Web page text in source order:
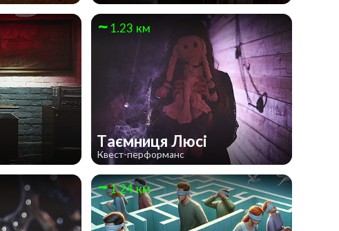
1.23 км
Таємниця Люсі
Квест-перформанс
1.24 км